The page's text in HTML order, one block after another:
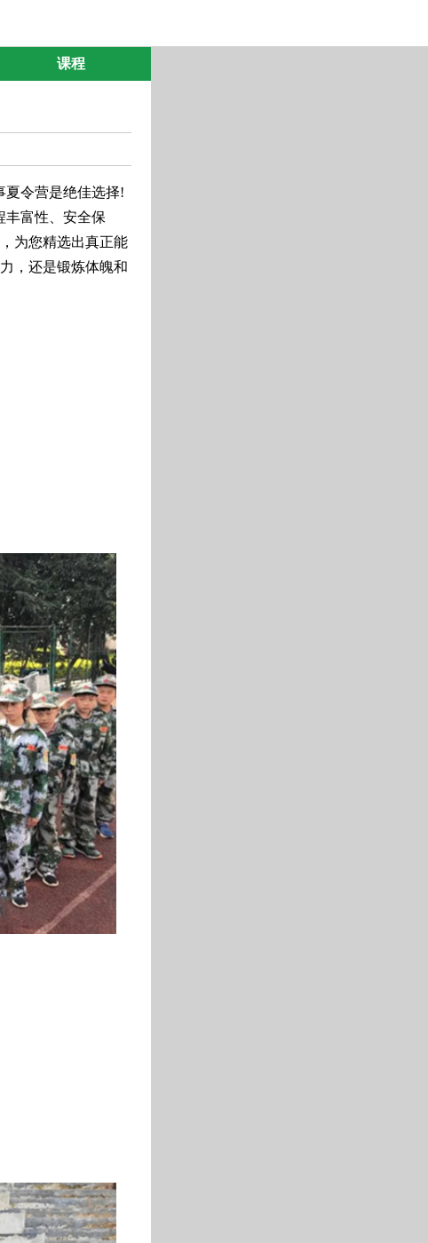
课程
夏令营是绝佳选择!
丰富性、安全保
为您精选出真正能
，还是锻炼体魄和